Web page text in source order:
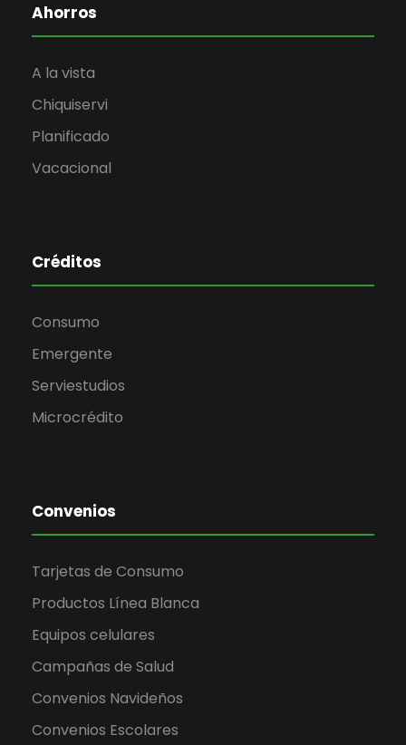
Ahorros
A la vista
Chiquiservi
Planificado
Vacacional
Créditos
Consumo
Emergente
Serviestudios
Microcrédito
Convenios
Tarjetas de Consumo
Productos Línea Blanca
Equipos celulares
Campañas de Salud
Convenios Navideños
Convenios Escolares